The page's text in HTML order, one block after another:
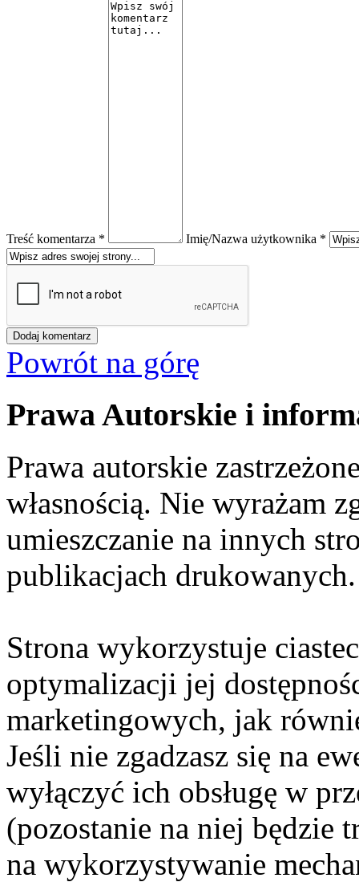
Treść komentarza * Imię/Nazwa użytkownika *
Powrót na górę
Prawa Autorskie i
Prawa autorskie
własnością. Nie wyrażam
umieszczanie na innych
publikacjach drukowanych.
Strona wykorzystuje
optymalizacji jej
marketingowych, jak
Jeśli nie zgadzasz się na
wyłączyć ich obsługę w
(pozostanie na niej będzie
na wykorzystywanie